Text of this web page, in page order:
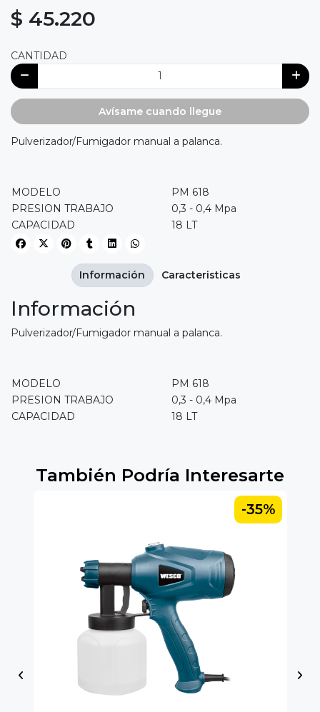
$ 45.220
CANTIDAD
Avísame cuando llegue
Pulverizador/Fumigador manual a palanca.
MODELO
PM 618
PRESION TRABAJO
0,3 - 0,4 Mpa
CAPACIDAD
18 LT
Información
Pulverizador/Fumigador manual a palanca.
MODELO
PM 618
PRESION TRABAJO
0,3 - 0,4 Mpa
CAPACIDAD
18 LT
Información Caracteristicas
También Podría Interesarte
-35%